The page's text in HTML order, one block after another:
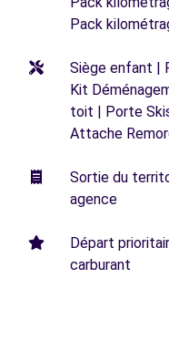
Pack
Siège enfant |
Kit
toit | Porte
Attache
Sortie du
agence
Départ
carburant